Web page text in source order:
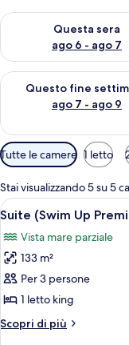
Questa sera
ago 6 - ago 7
Verifica la
Questo fine
ago 7 - ago 9
Verifica la
Filtri
disponibili
per
le
camere
Tutte le camere 1 letto
Stai visualizzando 5 su 5
Apri
tutte
le
foto
per
Suite
(Swim
Up
7
Suite (Swim Up
Vista mare parziale
133 m²
Per 3 persone
1 letto king
Scopri di più
Altri